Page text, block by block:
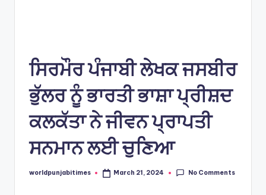
ਸਿਰਮੌਰ ਪੰਜਾਬੀ ਲੇਖਕ ਜਸਬੀਰ
ਭੁੱਲਰ ਨੂੰ ਭਾਰਤੀ ਭਾਸ਼ਾ ਪ੍ਰੀਸ਼ਦ
ਕਲਕੱਤਾ ਨੇ ਜੀਵਨ ਪ੍ਰਾਪਤੀ
ਸਨਮਾਨ ਲਈ ਚੁਣਿਆ
Posted
worldpunjabitimes March 21, 2024 No Comments